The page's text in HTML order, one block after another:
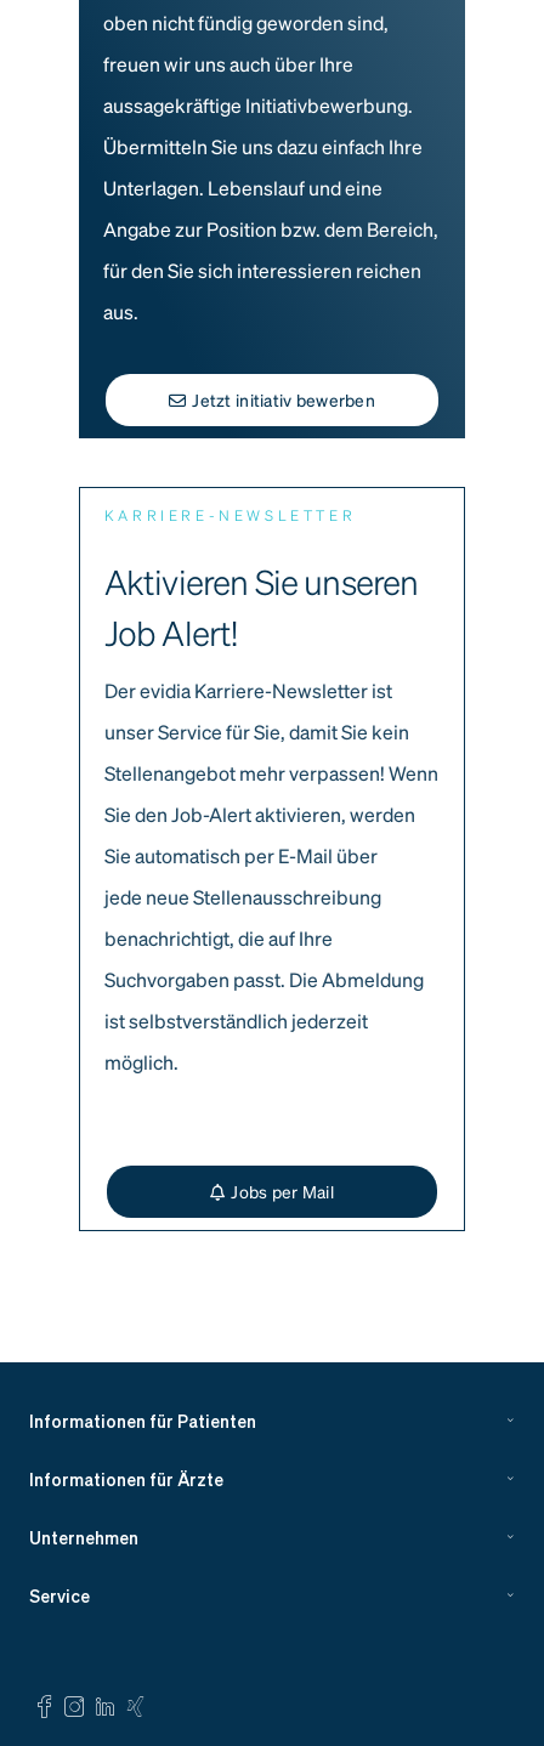
oben nicht fündig geworden sind,
freuen wir uns auch über Ihre
aussagekräftige Initiativbewerbung.
Übermitteln Sie uns dazu einfach Ihre
Unterlagen. Lebenslauf und eine
Angabe zur Position bzw. dem Bereich,
für den Sie sich interessieren reichen
aus.
Jetzt initiativ bewerben
KARRIERE-NEWSLETTER
Aktivieren Sie unseren
Job Alert!
Der evidia Karriere-Newsletter ist
unser Service für Sie, damit Sie kein
Stellenangebot mehr verpassen! Wenn
Sie den Job-Alert aktivieren, werden
Sie automatisch per E-Mail über
jede neue Stellenausschreibung
benachrichtigt, die auf Ihre
Suchvorgaben passt. Die Abmeldung
ist selbstverständlich jederzeit
möglich.
Jobs per Mail
Informationen für Patienten
Informationen für Ärzte
Unternehmen
Service